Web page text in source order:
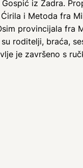
iz Zadra.
i Metoda fra
provincijala fra
roditelji, braća,
je završeno s